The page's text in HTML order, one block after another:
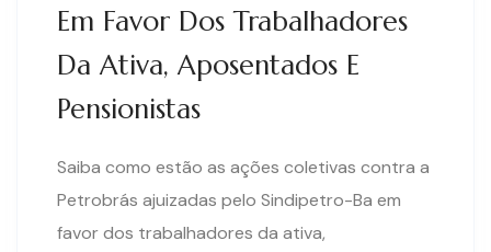
Em Favor Dos Trabalhadores
Da Ativa, Aposentados E
Pensionistas
Saiba como estão as ações coletivas contra a
Petrobrás ajuizadas pelo Sindipetro-Ba em
favor dos trabalhadores da ativa,